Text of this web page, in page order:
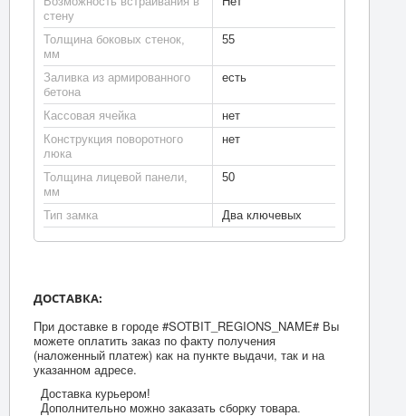
стену
Толщина боковых стенок,
мм
55
Заливка из армированного
бетона
есть
Кассовая ячейка
нет
Конструкция поворотного
люка
нет
Толщина лицевой панели,
мм
50
Тип замка Два ключевых
ДОСТАВКА:
При доставке в городе #SOTBIT_REGIONS_NAME# Вы
можете оплатить заказ по факту получения
(наложенный платеж) как на пункте выдачи, так и на
указанном адресе.
Доставка курьером!
Дополнительно можно заказать сборку товара.